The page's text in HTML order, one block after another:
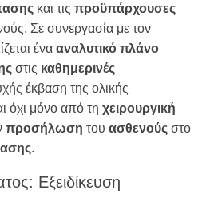
και τις προϋπάρχουσες
Σε συνεργασία με τον
ένα αναλυτικό πλάνο
στις καθημερινές
έκβαση της ολικής
όχι μόνο από τη χειρουργική
προσήλωση του ασθενούς στο
.
Εξειδίκευση